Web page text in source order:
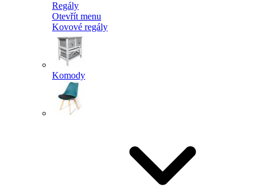
Regály
Otevřít menu
Kovové regály
Komody